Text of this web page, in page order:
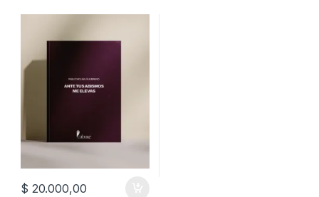
$ 20.000,00